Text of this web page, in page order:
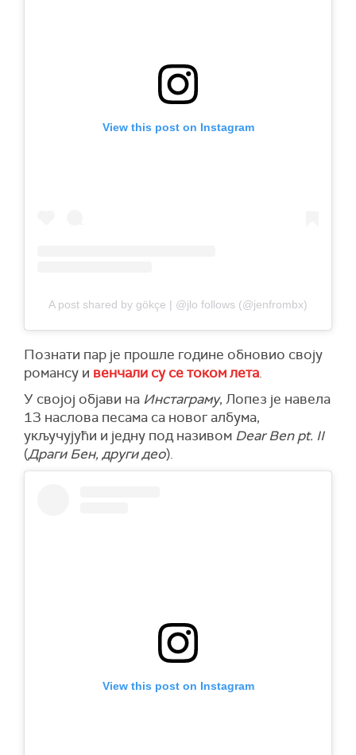
View this post on Instagram
A post shared by gökçe | @jlo follows (@jenfrombx)
Познати пар је прошле године обновио своју
романсу и венчали су се током лета.
У својој објави на Инстаграму, Лопез је навела
13 наслова песама са новог албума,
укључујући и једну под називом Dear Ben pt. II
(Драги Бен, други део).
View this post on Instagram